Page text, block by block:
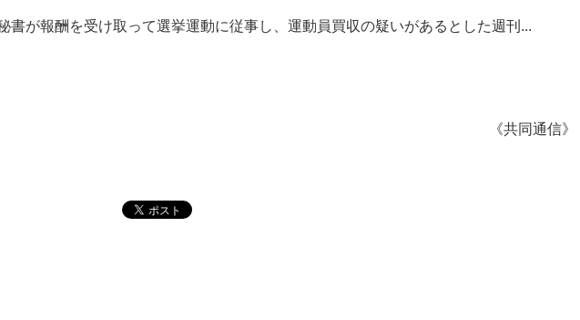
書が報酬を受け取って選挙運動に従事し、運動員買収の疑いがあるとした週刊...
《共同通信》